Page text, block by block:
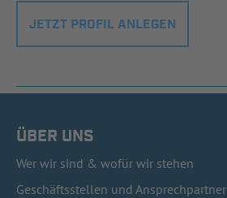
JETZT PROFIL ANLEGEN
ÜBER UNS
Wer wir sind & wofür wir stehen
Geschäftsstellen und Ansprechpartner